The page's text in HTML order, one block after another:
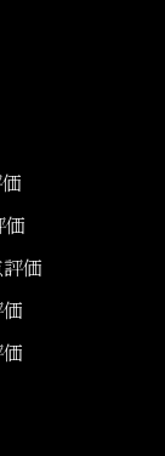
価